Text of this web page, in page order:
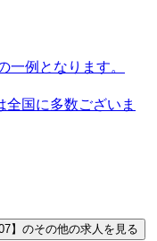
例となります。
国に多数ございま
】のその他の求人を見る